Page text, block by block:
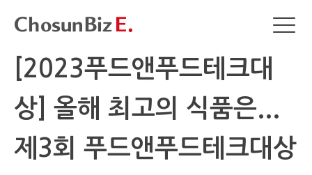
[2023푸드앤푸드테크대
상] 올해 최고의 식품은...
제3회 푸드앤푸드테크대상